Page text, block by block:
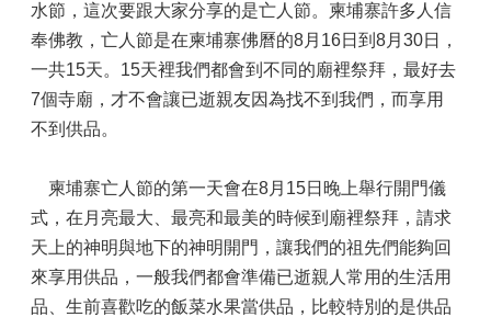
水節，這次要跟大家分享的是亡人節。柬埔寨許多人信
奉佛教，亡人節是在柬埔寨佛曆的8月16日到8月30日，
一共15天。15天裡我們都會到不同的廟裡祭拜，最好去
7個寺廟，才不會讓已逝親友因為找不到我們，而享用
不到供品。
柬埔寨亡人節的第一天會在8月15日晚上舉行開門儀
式，在月亮最大、最亮和最美的時候到廟裡祭拜，請求
天上的神明與地下的神明開門，讓我們的祖先們能夠回
來享用供品，一般我們都會準備已逝親人常用的生活用
品、生前喜歡吃的飯菜水果當供品，比較特別的是供品